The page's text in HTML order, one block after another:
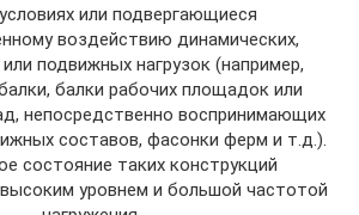
или подвергающиеся
воздействию динамических,
подвижных нагрузок (например,
балки рабочих площадок или
непосредственно воспринимающих
составов, фасонки ферм и т.д.).
состояние таких конструкций
высоким уровнем и большой частотой